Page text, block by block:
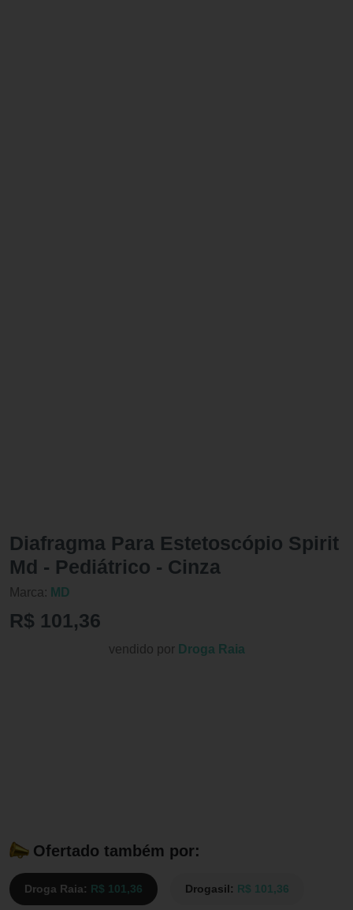
Diafragma Para Estetoscópio Spirit
Md - Pediátrico - Cinza
Marca: MD
R$ 101,36
vendido por Droga Raia
Ofertado também por:
Droga Raia: R$ 101,36 Drogasil: R$ 101,36